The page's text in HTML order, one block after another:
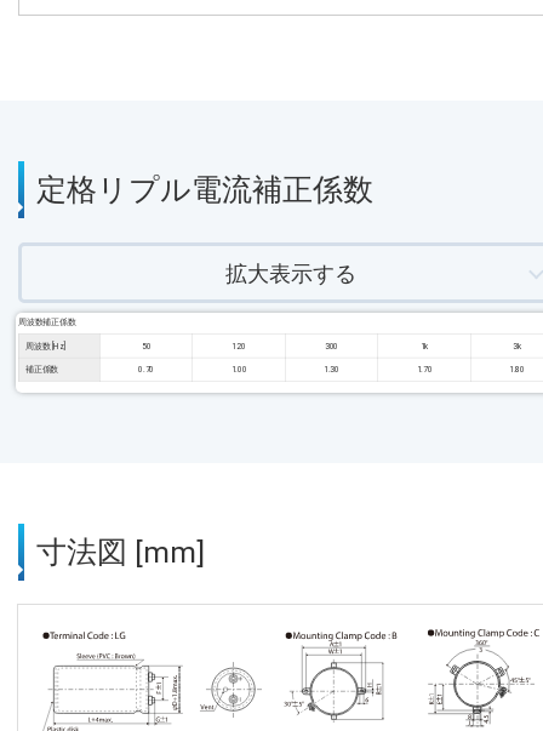
定格リプル電流補正係数
拡大表示する
周波数補正係数
周波数 [Hz] 50 120 300 1k 3k
補正係数 0.70 1.00 1.30 1.70 1.80
寸法図 [mm]